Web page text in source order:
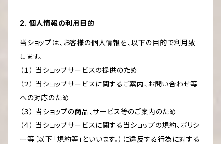
2. 個人情報の利用目的
当ショップは、お客様の個人情報を、以下の目的で利用致
します。
（１） 当ショップサービスの提供のため
（２） 当ショップサービスに関するご案内、お問い合わせ等
への対応のため
（３） 当ショップの商品、サービス等のご案内のため
（４） 当ショップサービスに関する当ショップの規約、ポリシ
ー等（以下「規約等」といいます。）に違反する行為に対する